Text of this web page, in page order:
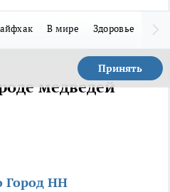
В мире Здоровье
Принять
медведей
Город НН